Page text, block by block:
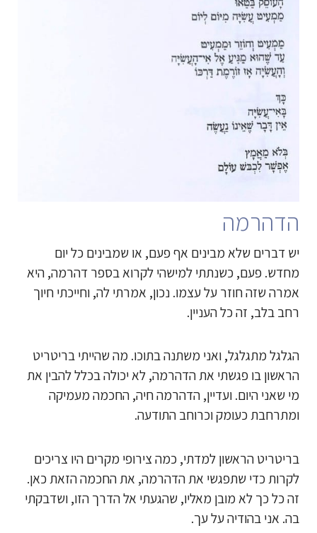
הדהרמה
יש דברים שלא מבינים אף פעם, או שמבינים כל יום
מחדש. פעם, כשנתתי למישהי לקרוא בספר דהרמה, היא
אמרה שזה חוזר על עצמו. נכון, אמרתי לה, וחייכתי חיוך
רחב בלב, זה כל העניין.
הגלגל מתגלגל, ואני משתנה בתוכו. מה שהייתי בריטריט
הראשון בו פגשתי את הדהרמה, לא יכולה בכלל להבין את
מי שאני היום. ועדיין, הדהרמה חיה, החכמה מעמיקה
ומתרחבת כעומק וכרוחב התודעה.
בריטריט הראשון למדתי, כמה צירופי מקרים היו צריכים
לקרות כדי שתפגשי את הדהרמה, את החכמה הזאת כאן.
זה כל כך לא מובן מאליו, שהגעתי אל הדרך הזו, ושדבקתי
בה. אני בהודיה על עך.